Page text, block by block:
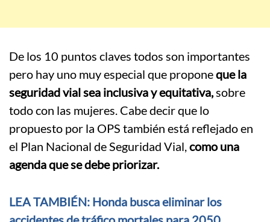
De los 10 puntos claves todos son importantes
pero hay uno muy especial que proponeque la
seguridad vial sea inclusiva y equitativa,sobre
todo con las mujeres. Cabe decir que lo
propuesto por la OPS también está reflejado en
el Plan Nacional de Seguridad Vial,como una
agenda que se debe priorizar.
LEA TAMBIÉN: Honda busca eliminar los